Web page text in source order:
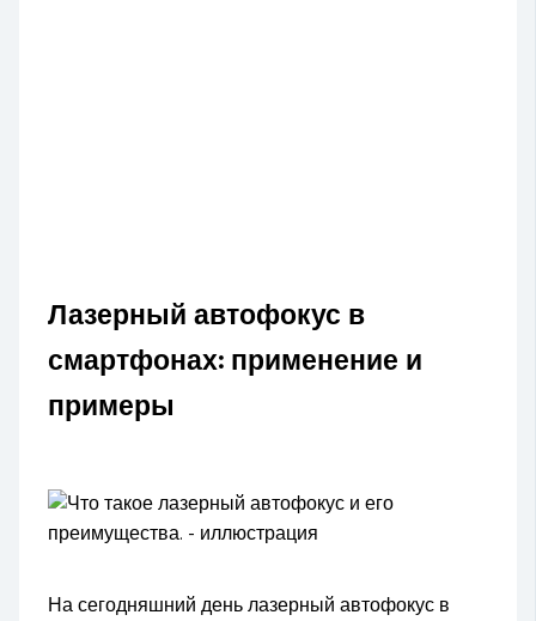
Лазерный автофокус в
смартфонах: применение и
примеры
На сегодняшний день лазерный автофокус в